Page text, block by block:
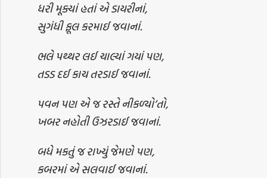
ધરી મૂક્યાં હતાં એ ડાયરીનાં,
સુગંધી ફૂલ કરમાઈ જવાનાં.
ભલે પથ્થર લઈ ચાલ્યાં ગયાં પણ,
તડડ દઈ કાચ તરડાઈ જવાનાં.
પવન પણ એ જ રસ્તે નીકળ્યો’તો,
ખબર નહોતી ઉઝરડાઈ જવાનાં.
બધે મકતું જ રાખ્યું જેમણે પણ,
કબરમાં એ સલવાઈ જવાનાં.